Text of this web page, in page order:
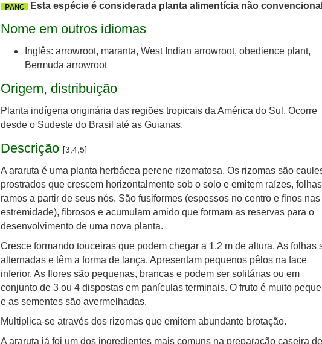
Esta espécie é considerada planta alimentícia não
Nome em outros idiomas
Inglês: arrowroot, maranta, West Indian arrowroot, obedience plant,
Bermuda arrowroot
Origem, distribuição
Planta indígena originária das regiões tropicais da América do Sul. Ocorre
desde o Sudeste do Brasil até as Guianas.
Descrição [3,4,5]
A araruta é uma planta herbácea perene rizomatosa. Os rizomas são
prostrados que crescem horizontalmente sob o solo e emitem raízes,
ramos a partir de seus nós. São fusiformes (espessos no centro e finos nas
estremidade), fibrosos e acumulam amido que formam as reservas para o
desenvolvimento de uma nova planta.
Cresce formando touceiras que podem chegar a 1,2 m de altura. As folhas
alternadas e têm a forma de lança. Apresentam pequenos pêlos na face
inferior. As flores são pequenas, brancas e podem ser solitárias ou em
conjunto de 3 ou 4 dispostas em panículas terminais. O fruto é muito
e as sementes são avermelhadas.
Multiplica-se através dos rizomas que emitem abundante brotação.
A araruta já foi um dos ingredientes mais comuns na preparação caseira de